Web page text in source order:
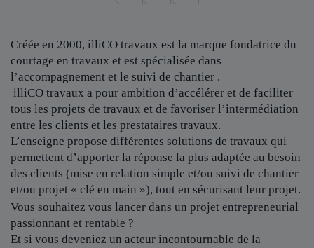
Créée en 2000, illiCO travaux est la marque fondatrice du
courtage en travaux et est spécialisée dans
l’accompagnement et le suivi de chantier .
illiCO travaux a pour ambition d’accélérer et de faciliter
tous les projets de travaux et de favoriser l’intermédiation
entre les clients et les prestataires travaux.
L’enseigne propose différentes solutions de travaux qui
permettent d’apporter la réponse la plus adaptée au besoin
des clients (mise en relation simple et/ou suivi de chantier
et/ou projet « clé en main »), tout en sécurisant leur projet.
Vous souhaitez vous lancer dans un projet entrepreneurial
passionnant et rentable ?
Et si vous deveniez un acteur incontournable de la